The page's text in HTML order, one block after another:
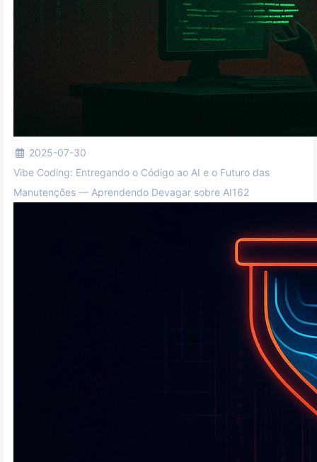
2025-07-30
Vibe Coding: Entregando o Código ao AI e o Futuro das
Manutenções — Aprendendo Devagar sobre AI162